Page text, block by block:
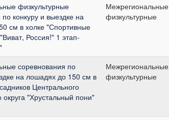
физкультурные
конкуру и выездке на
см в холке "Спортивные
Россия!" 1 этап-
Межрегиональные
физкультурные
соревнования по
на лошадях до 150 см в
Центрального
"Хрустальный пони"
Межрегиональные
физкультурные